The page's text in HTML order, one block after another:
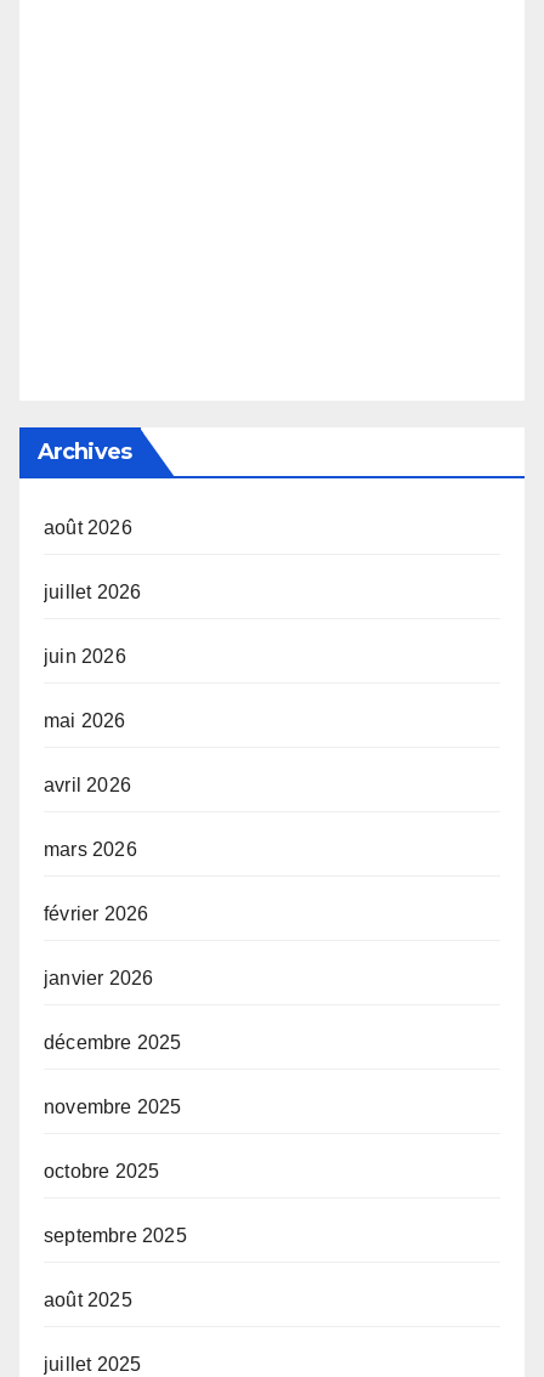
Archives
août 2026
juillet 2026
juin 2026
mai 2026
avril 2026
mars 2026
février 2026
janvier 2026
décembre 2025
novembre 2025
octobre 2025
septembre 2025
août 2025
juillet 2025